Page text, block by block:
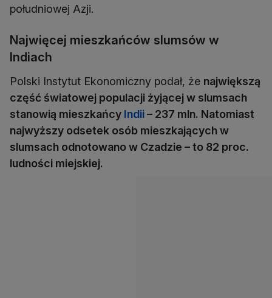
południowej Azji.
Najwięcej mieszkańców slumsów w
Indiach
Polski Instytut Ekonomiczny podał, że największą
część światowej populacji żyjącej w slumsach
stanowią mieszkańcy Indii– 237 mln. Natomiast
najwyższy odsetek osób mieszkających w
slumsach odnotowano w Czadzie – to 82 proc.
ludności miejskiej.